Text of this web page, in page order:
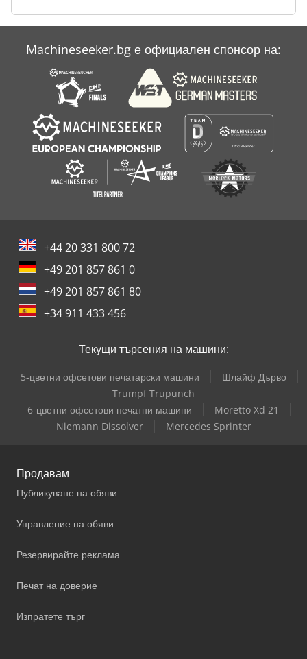
Volz
Vtc
Machineseeker.bg е официален спонсор на:
+44 20 331 800 72
+49 201 857 861 0
+49 201 857 861 80
+34 911 433 456
Текущи търсения на машини:
5-цветни офсетови печатарски машини
Шлайф Дърво
Trumpf Trupunch
6-цветни офсетови печатни машини
Moretto Xd 21
Niemann Dissolver
Mercedes Sprinter
Продавам
Публикуване на обяви
Управление на обяви
Резервирайте реклама
Печат на доверие
Изпратете търг